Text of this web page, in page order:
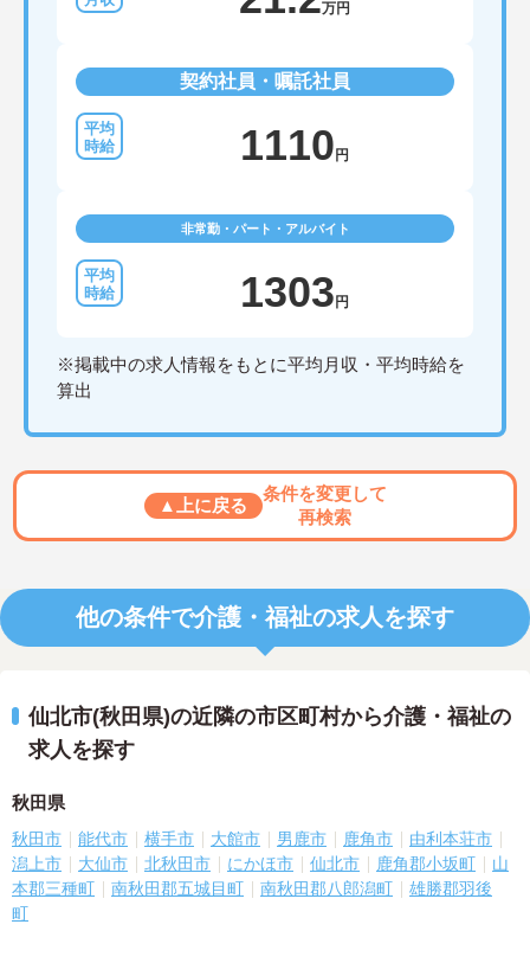
万円
契約社員・嘱託社員
1110 円
非常勤・パート・アルバイト
1303 円
※掲載中の求人情報をもとに平均月収・平均時給を
算出
▲上に戻る
条件を変更して
再検索
他の条件で介護・福祉の求人を探す
仙北市(秋田県)の近隣の市区町村から介護・福祉の
求人を探す
秋田県
秋田市 能代市 横手市 大館市 男鹿市 鹿角市
由利本荘市
潟上市
大仙市 北秋田市 にかほ市 仙北市 鹿角郡小坂町
山
本郡三種町
南秋田郡五城目町 南秋田郡八郎潟町
雄勝郡羽後
町